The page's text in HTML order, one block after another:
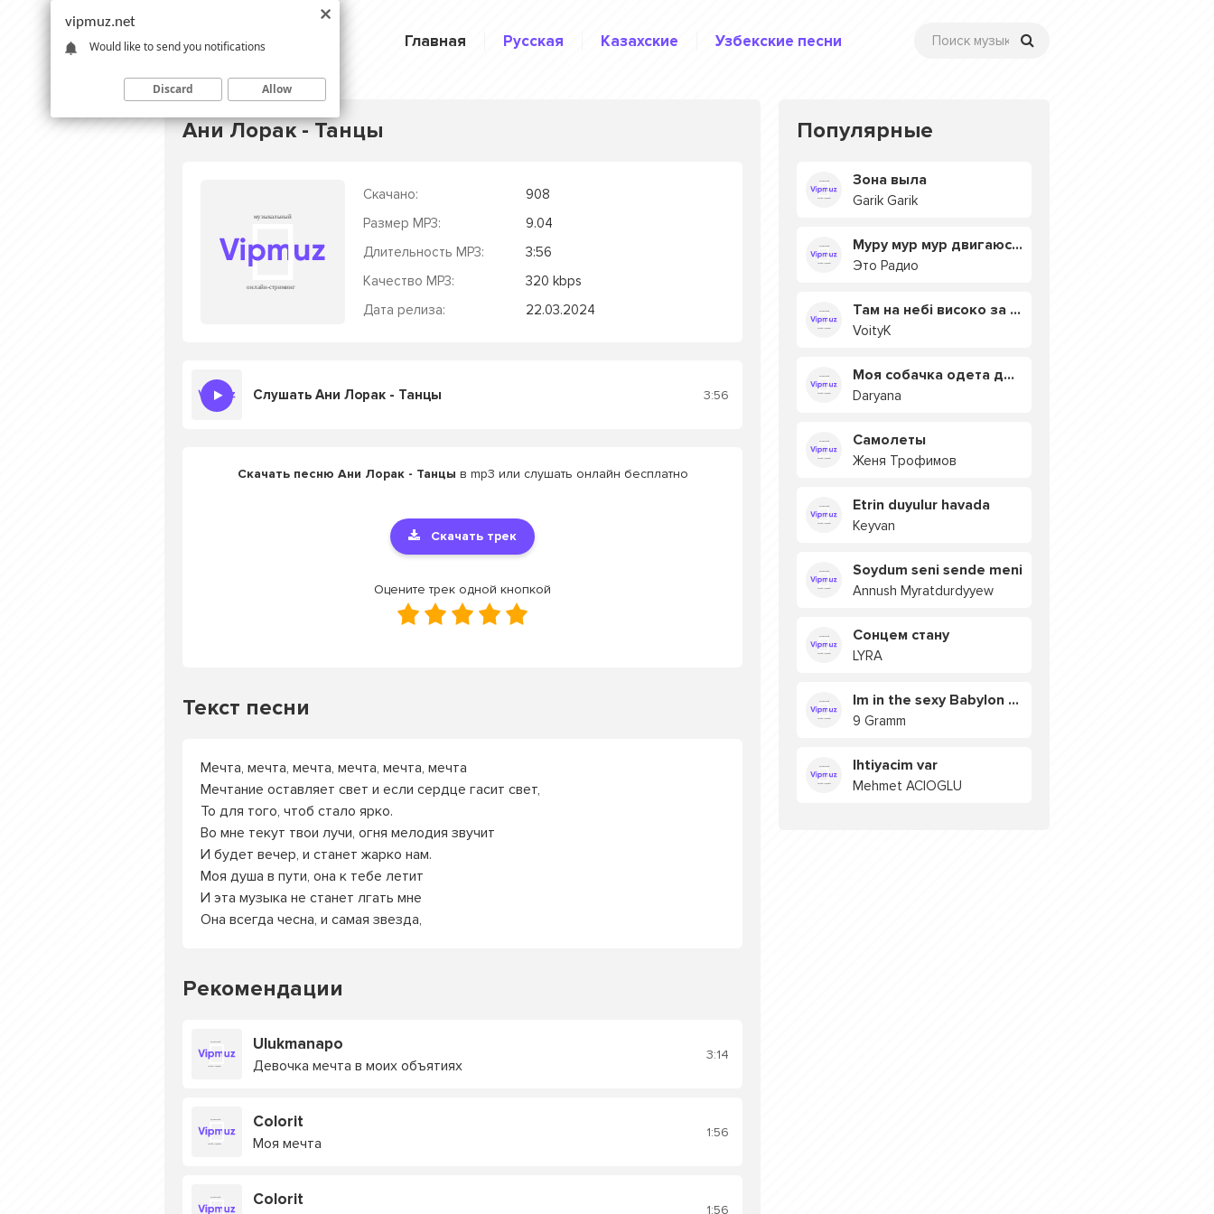
Главная Русская Казахские Узбекские песни
Ани Лорак - Танцы
Скачано:
908
Размер MP3:
9.04
Длительность MP3:
3:56
Качество MP3:
320 kbps
Дата релиза:
22.03.2024
Слушать Ани Лорак - Танцы 3:56
Скачать песню Ани Лорак - Танцы в mp3 или слушать онлайн бесплатно
Скачать трек
Оцените трек одной кнопкой
Текст песни
Мечта, мечта, мечта, мечта, мечта, мечта
Мечтание оставляет свет и если сердце гасит свет,
То для того, чтоб стало ярко.
Во мне текут твои лучи, огня мелодия звучит
И будет вечер, и станет жарко нам.
Моя душа в пути, она к тебе летит
И эта музыка не станет лгать мне
Она всегда чесна, и самая звезда,
Рекомендации
Ulukmanapo
Девочка мечта в моих объятиях
3:14
Colorit
Моя мечта
1:56
Colorit
1:56
Популярные
Зона выла
Garik Garik
Муру мур мур двигаюсь на мурмулях
Это Радио
Там на небі високо за хмарами
VoityK
Моя собачка одета дороже тебя
Daryana
Самолеты
Женя Трофимов
Etrin duyulur havada
Keyvan
Soydum seni sende meni
Annush Myratdurdyyew
Сонцем стану
LYRA
Im in the sexy Babylon БУЯ
9 Gramm
Ihtiyacim var
Mehmet ACIOGLU
vipmuz.net
Would like to send you notifications
Discard Allow